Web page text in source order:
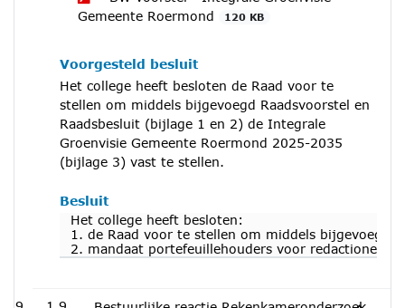
Gemeente Roermond
120 KB
Voorgesteld besluit
Het college heeft besloten de Raad voor te
stellen om middels bijgevoegd Raadsvoorstel en
Raadsbesluit (bijlage 1 en 2) de Integrale
Groenvisie Gemeente Roermond 2025-2035
(bijlage 3) vast te stellen.
Besluit
Het college heeft besloten:
1. de Raad voor te stellen om middels bijgevoegd
2. mandaat portefeuillehouders voor redactionele